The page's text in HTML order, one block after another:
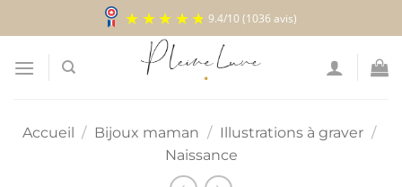
au
contenu
9.4/10(1036 avis)
Accueil / Bijoux maman / Illustrations à graver /
Naissance